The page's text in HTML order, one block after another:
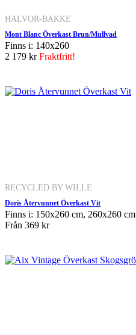
HALVOR-BAKKE
Mont Blanc Överkast Brun/Mullvad
Finns i: 140x260
2 179 krFraktfritt!
RECYCLED BY WILLE
Doris Återvunnet Överkast Vit
Finns i: 150x260 cm, 260x260 cm
Från 369 kr